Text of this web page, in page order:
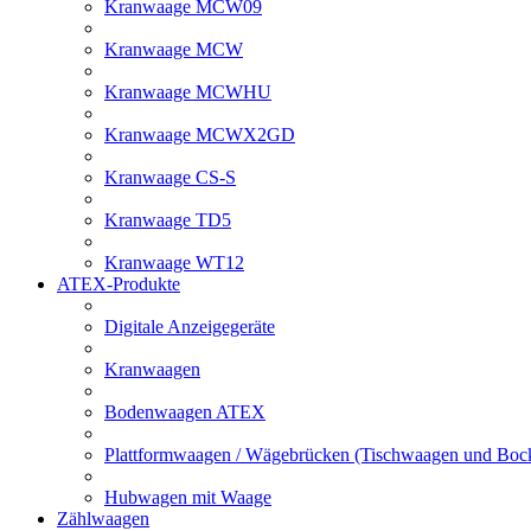
Kranwaage MCW09
Kranwaage MCW
Kranwaage MCWHU
Kranwaage MCWX2GD
Kranwaage CS-S
Kranwaage TD5
Kranwaage WT12
ATEX-Produkte
Digitale Anzeigegeräte
Kranwaagen
Bodenwaagen ATEX
Plattformwaagen / Wägebrücken (Tischwaagen und
Hubwagen mit Waage
Zählwaagen